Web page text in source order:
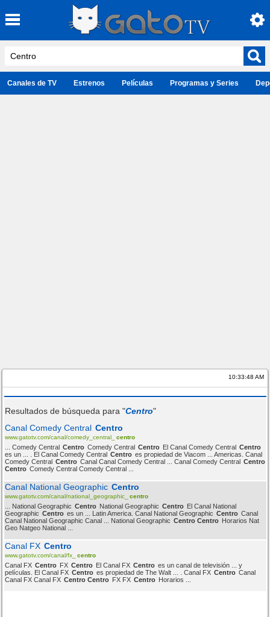
Canales de TV Estrenos Películas Programas y Series
10:33:48 AM
Resultados de búsqueda para "Centro"
Canal Comedy Central Centro
www.gatotv.com/canal/comedy_central_ centro
... Comedy Central Centro Comedy Central Centro El Canal Comedy Central Centro
es un ... . El Canal Comedy Central Centro es propiedad de Viacom ... Americas. Canal
Comedy Central Centro Canal Canal Comedy Central ... Canal Comedy Central Centro
Centro Comedy Central Comedy Central ...
Canal National Geographic Centro
www.gatotv.com/canal/national_geographic_ centro
... National Geographic Centro National Geographic Centro El Canal National
Geographic Centro es un ... Latin America. Canal National Geographic Centro Canal
Canal National Geographic Canal ... National Geographic Centro Centro Horarios Nat
Geo Natgeo National ...
Canal FX Centro
www.gatotv.com/canal/fx_ centro
Canal FX Centro FX Centro El Canal FX Centro es un canal de televisión ... y
películas. El Canal FX Centro es propiedad de The Walt ... . Canal FX Centro Canal
Canal FX Canal FX Centro Centro FX FX Centro Horarios ...